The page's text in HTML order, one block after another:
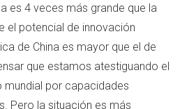
es 4 veces más grande que la
el potencial de innovación
de China es mayor que el de
que estamos atestiguando el
mundial por capacidades
Pero la situación es más